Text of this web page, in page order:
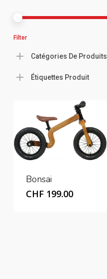
Filter
Catégories De Produits
Étiquettes Produit
Bonsai
CHF199.00